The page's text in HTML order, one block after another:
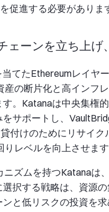
促進する必要がありま
ーンを立ち上げ
てたEthereumレイヤ
の断片化と高インフ
。Katanaは中央集権
サポートし、
付けのためにリサイ
レベルを向上させます
ズムを持つKatanaは
択する戦略は、資源
と低リスクの投資を